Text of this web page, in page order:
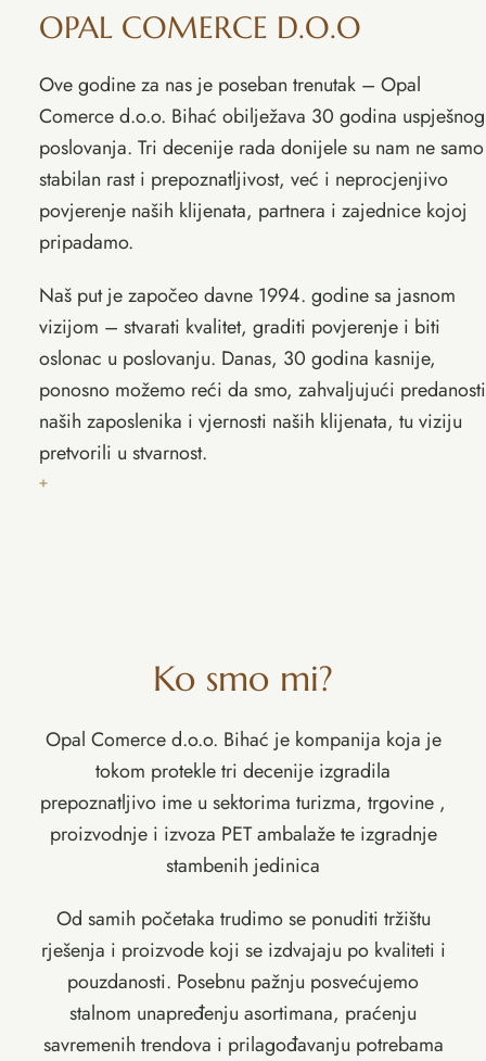
OPAL COMERCE D.O.O
Ove godine za nas je poseban trenutak – Opal
Comerce d.o.o. Bihać obilježava 30 godina uspješnog
poslovanja. Tri decenije rada donijele su nam ne samo
stabilan rast i prepoznatljivost, već i neprocjenjivo
povjerenje naših klijenata, partnera i zajednice kojoj
pripadamo.
Naš put je započeo davne 1994. godine sa jasnom
vizijom – stvarati kvalitet, graditi povjerenje i biti
oslonac u poslovanju. Danas, 30 godina kasnije,
ponosno možemo reći da smo, zahvaljujući predanosti
naših zaposlenika i vjernosti naših klijenata, tu viziju
pretvorili u stvarnost.
Ko smo mi?
Opal Comerce d.o.o. Bihać je kompanija koja je
tokom protekle tri decenije izgradila
prepoznatljivo ime u sektorima turizma, trgovine ,
proizvodnje i izvoza PET ambalaže te izgradnje
stambenih jedinica
Od samih početaka trudimo se ponuditi tržištu
rješenja i proizvode koji se izdvajaju po kvaliteti i
pouzdanosti. Posebnu pažnju posvećujemo
stalnom unapređenju asortimana, praćenju
savremenih trendova i prilagođavanju potrebama